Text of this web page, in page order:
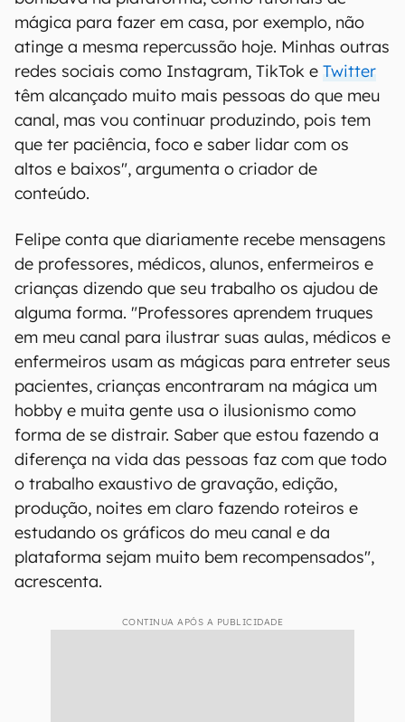
mágica para fazer em casa, por exemplo, não
atinge a mesma repercussão hoje. Minhas outras
redes sociais como Instagram, TikTok e Twitter
têm alcançado muito mais pessoas do que meu
canal, mas vou continuar produzindo, pois tem
que ter paciência, foco e saber lidar com os
altos e baixos", argumenta o criador de
conteúdo.
Felipe conta que diariamente recebe mensagens
de professores, médicos, alunos, enfermeiros e
crianças dizendo que seu trabalho os ajudou de
alguma forma. "Professores aprendem truques
em meu canal para ilustrar suas aulas, médicos e
enfermeiros usam as mágicas para entreter seus
pacientes, crianças encontraram na mágica um
hobby e muita gente usa o ilusionismo como
forma de se distrair. Saber que estou fazendo a
diferença na vida das pessoas faz com que todo
o trabalho exaustivo de gravação, edição,
produção, noites em claro fazendo roteiros e
estudando os gráficos do meu canal e da
plataforma sejam muito bem recompensados",
acrescenta.
CONTINUA APÓS A PUBLICIDADE